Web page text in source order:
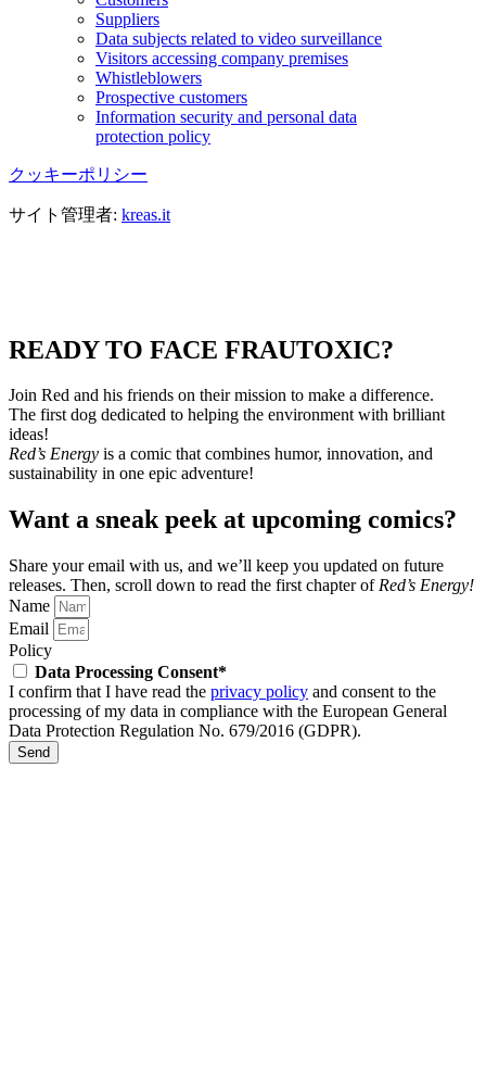
Suppliers
Data subjects related to video surveillance
Visitors accessing company premises
Whistleblowers
Prospective customers
Information security and personal data
protection policy
クッキーポリシー
サイト管理者: kreas.it
READY TO FACE FRAUTOXIC?
Join Red and his friends on their mission to make a difference.
The first dog dedicated to helping the environment with brilliant
ideas!
Red’s Energy is a comic that combines humor, innovation, and
sustainability in one epic adventure!
Want a sneak peek at upcoming comics?
Share your email with us, and we’ll keep you updated on future
releases. Then, scroll down to read the first chapter of Red’s Energy!
Name
Email
Policy
Data Processing Consent*
I confirm that I have read the privacy policy and consent to the
processing of my data in compliance with the European General
Data Protection Regulation No. 679/2016 (GDPR).
Send